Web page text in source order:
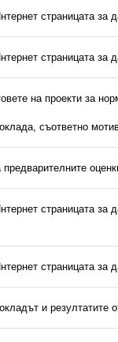
страницата за
страницата за
на проекти за
съответно
страницата за
страницата за
и резултатите